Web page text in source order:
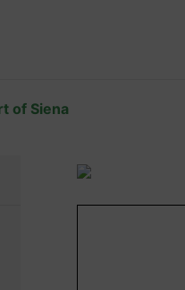
of Siena